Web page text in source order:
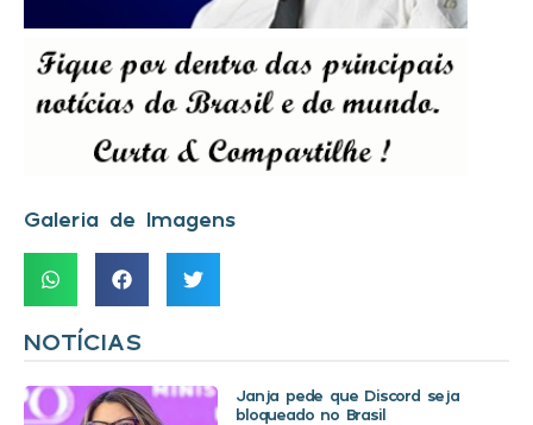
Galeria de Imagens
NOTÍCIAS
Janja pede que Discord seja
bloqueado no Brasil